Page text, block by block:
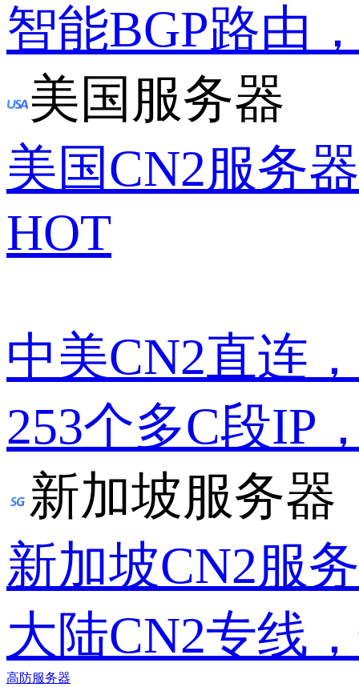
智能BGP路由
美国服务器
美国CN2服务器
HOT
中美CN2直连
253个多C段IP
新加坡服务器
新加坡CN2服
大陆CN2专线
高防服务器